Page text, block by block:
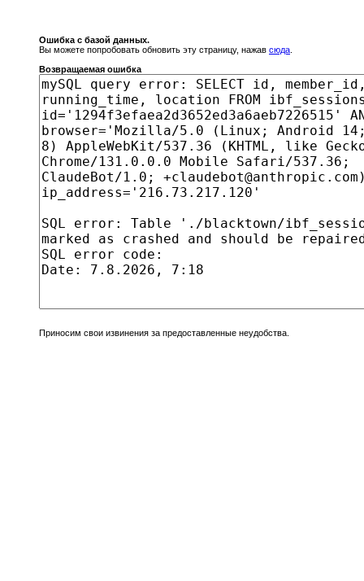
Ошибка с базой данных.
Вы можете попробовать обновить эту страницу, нажав сюда
Возвращаемая ошибка
Приносим свои извинения за предоставленные неудобства.